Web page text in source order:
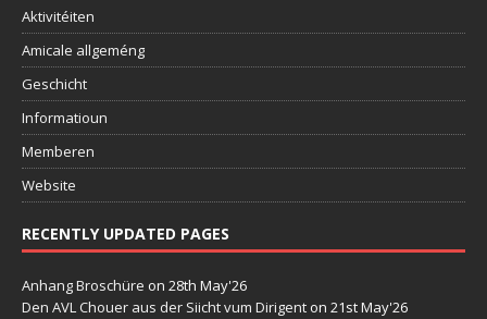
Aktivitéiten
Amicale allgeméng
Geschicht
Informatioun
Memberen
Website
RECENTLY UPDATED PAGES
Anhang Broschüre on 28th May'26
Den AVL Chouer aus der Siicht vum Dirigent on 21st May'26